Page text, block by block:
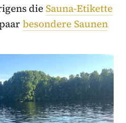
dieSauna-Etikette
besondere Saunen